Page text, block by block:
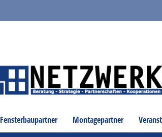
Fensterbaupartner Montagepartner